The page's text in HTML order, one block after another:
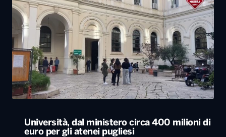
Università, dal ministero circa 400 milioni di
euro per gli atenei pugliesi